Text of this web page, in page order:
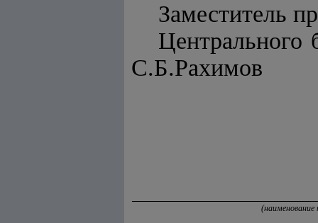
Заместитель
С.Б.Рахимов
(наименование